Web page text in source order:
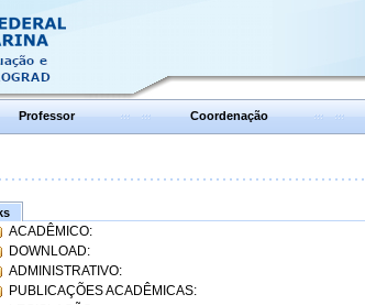
Professor Coordenação
ACADÊMICO:
DOWNLOAD:
ADMINISTRATIVO:
PUBLICAÇÕES ACADÊMICAS: